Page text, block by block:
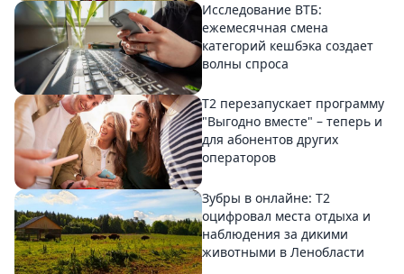
Исследование ВТБ:
ежемесячная смена
категорий кешбэка создает
волны спроса
Т2 перезапускает программу
"Выгодно вместе" – теперь и
для абонентов других
операторов
Зубры в онлайне: Т2
оцифровал места отдыха и
наблюдения за дикими
животными в Ленобласти